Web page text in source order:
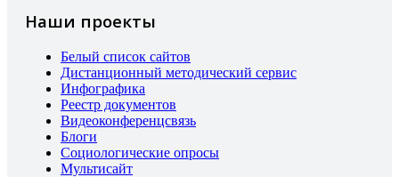
Наши проекты
Белый список сайтов
Дистанционный методический сервис
Инфографика
Реестр документов
Видеоконференцсвязь
Блоги
Социологические опросы
Мультисайт